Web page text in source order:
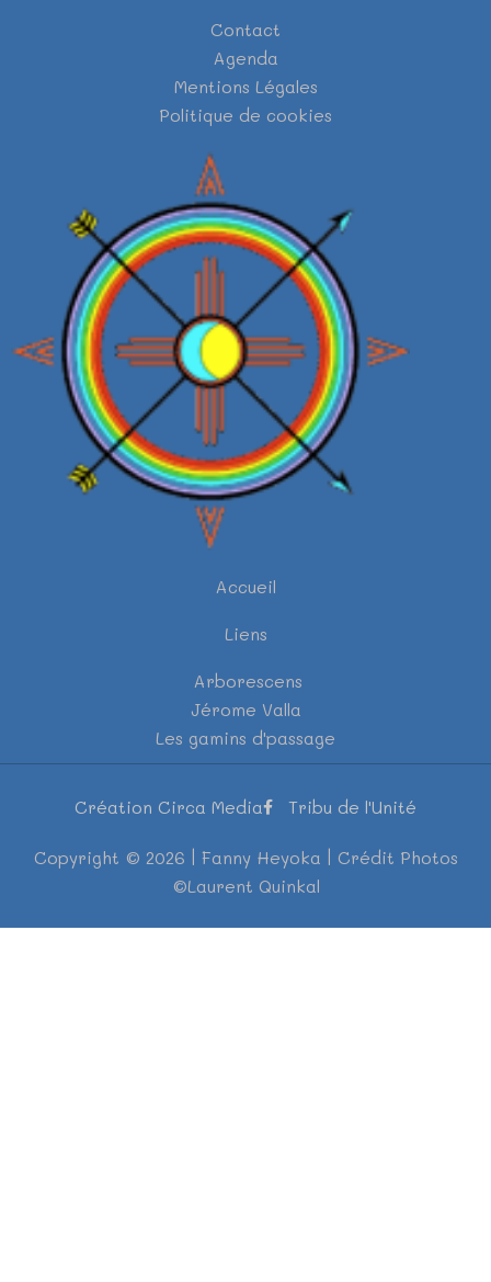
Contact
Agenda
Mentions Légales
Politique de cookies
Accueil
Liens
Arborescens
Jérome Valla
Les gamins d'passage
Création Circa Media Tribu de l'Unité
Copyright © 2026 | Fanny Heyoka | Crédit Photos
©Laurent Quinkal